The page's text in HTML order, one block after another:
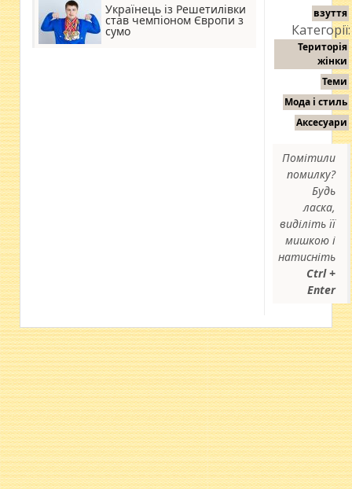
Українець із Решетилівки
став чемпіоном Європи з
сумо
взуття
Категорії:
Територія
жінки
Теми
Мода і стиль
Аксесуари
Помітили
помилку?
Будь
ласка,
виділіть її
мишкою і
натисніть
Ctrl +
Enter